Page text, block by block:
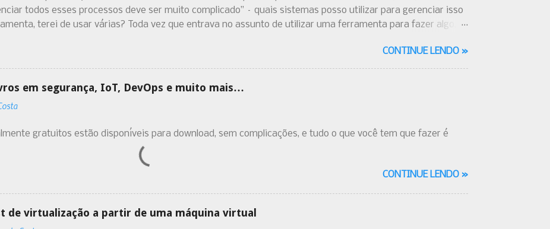
todos esses processos deve ser muito complicado” – quais sistemas posso utilizar para gerenciar isso
terei de usar várias? Toda vez que entrava no assunto de utilizar uma ferramenta para fazer algo,
é um pouco complicado. E isso me assustava e incomodava, pois tenho uma enorme "preguiça" e
para gerenciar “uma só coisa”.
CONTINUE LENDO »
em segurança, IoT, DevOps e muito mais…
gratuitos estão disponíveis para download, sem complicações, e tudo o que você tem que fazer é
CONTINUE LENDO »
de virtualização a partir de uma máquina virtual